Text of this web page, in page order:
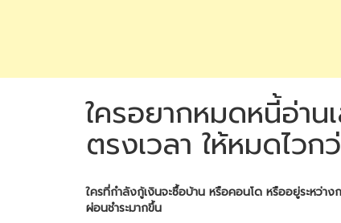
ใครอยากหมดหนี้อ่า
ตรงเวลา ให้หมดไวก
ใครที่กำลังกู้เงินจะซื้อบ้าน หรือคอนโด หรืออยู่ระหว่า
ผ่อนชำระมากขึ้น